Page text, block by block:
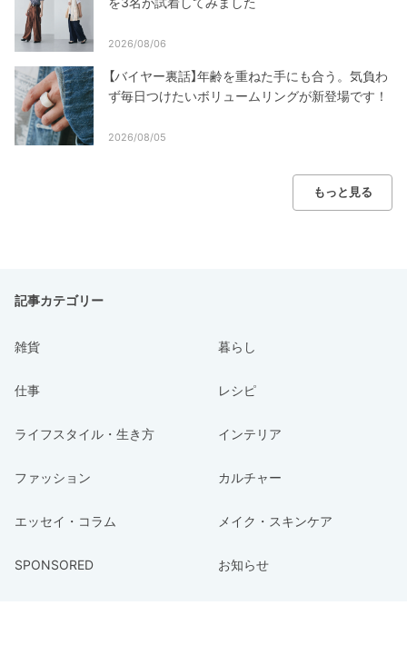
2026/08/06
【バイヤー裏話】年齢を重ねた手にも合う。気負わ
ず毎日つけたいボリュームリングが新登場です！
2026/08/05
もっと見る
記事カテゴリー
雑貨 暮らし
仕事 レシピ
ライフスタイル・生き方 インテリア
ファッション カルチャー
エッセイ・コラム メイク・スキンケア
SPONSORED お知らせ